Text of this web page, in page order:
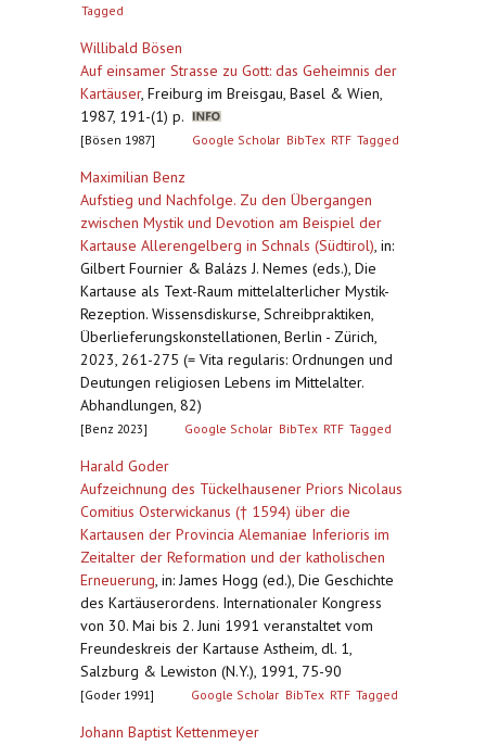
Tagged
Willibald Bösen
Auf einsamer Strasse zu Gott: das Geheimnis der
Kartäuser, Freiburg im Breisgau, Basel & Wien,
1987, 191-(1) p.
[Bösen 1987] Google Scholar BibTex RTF Tagged
Maximilian Benz
Aufstieg und Nachfolge. Zu den Übergangen
zwischen Mystik und Devotion am Beispiel der
Kartause Allerengelberg in Schnals (Südtirol), in:
Gilbert Fournier & Balázs J. Nemes (eds.), Die
Kartause als Text-Raum mittelalterlicher Mystik-
Rezeption. Wissensdiskurse, Schreibpraktiken,
Überlieferungskonstellationen, Berlin - Zürich,
2023, 261-275 (= Vita regularis: Ordnungen und
Deutungen religiosen Lebens im Mittelalter.
Abhandlungen, 82)
[Benz 2023] Google Scholar BibTex RTF Tagged
Harald Goder
Aufzeichnung des Tückelhausener Priors Nicolaus
Comitius Osterwickanus († 1594) über die
Kartausen der Provincia Alemaniae Inferioris im
Zeitalter der Reformation und der katholischen
Erneuerung, in: James Hogg (ed.), Die Geschichte
des Kartäuserordens. Internationaler Kongress
von 30. Mai bis 2. Juni 1991 veranstaltet vom
Freundeskreis der Kartause Astheim, dl. 1,
Salzburg & Lewiston (N.Y.), 1991, 75-90
[Goder 1991] Google Scholar BibTex RTF Tagged
Johann Baptist Kettenmeyer